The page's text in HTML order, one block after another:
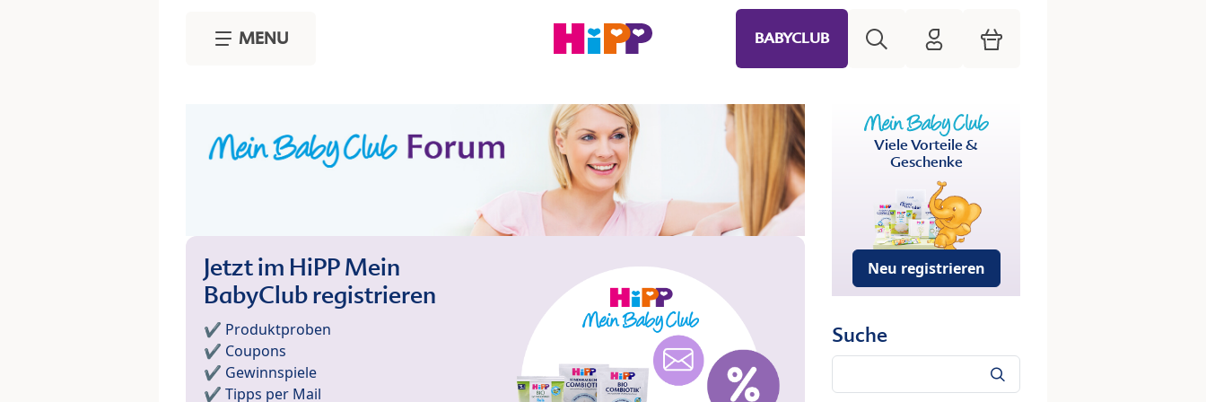
MENU BABYCLUB HiPP Mein Babyclub
Warenkorb
Jetzt im HiPP Mein
BabyClub registrieren
✔️ Produktproben
✔️ Coupons
✔️ Gewinnspiele
✔️ Tipps per Mail
Viele Vorteile &
Geschenke
Neu registrieren
Suche